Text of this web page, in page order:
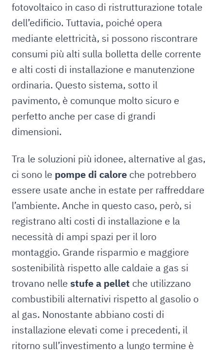
fotovoltaico in caso di ristrutturazione totale
dell’edificio. Tuttavia, poiché opera
mediante elettricità, si possono riscontrare
consumi più alti sulla bolletta delle corrente
e alti costi di installazione e manutenzione
ordinaria. Questo sistema, sotto il
pavimento, è comunque molto sicuro e
perfetto anche per case di grandi
dimensioni.
Tra le soluzioni più idonee, alternative al gas,
ci sono le pompe di calore che potrebbero
essere usate anche in estate per raffreddare
l’ambiente. Anche in questo caso, però, si
registrano alti costi di installazione e la
necessità di ampi spazi per il loro
montaggio. Grande risparmio e maggiore
sostenibilità rispetto alle caldaie a gas si
trovano nelle stufe a pellet che utilizzano
combustibili alternativi rispetto al gasolio o
al gas. Nonostante abbiano costi di
installazione elevati come i precedenti, il
ritorno sull’investimento a lungo termine è